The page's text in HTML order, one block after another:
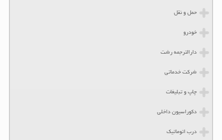
حمل و نقل
خودرو
دارالترجمه رشت
شرکت خدماتی
چاپ و تبلیغات
دکوراسیون داخلی
درب اتوماتیک